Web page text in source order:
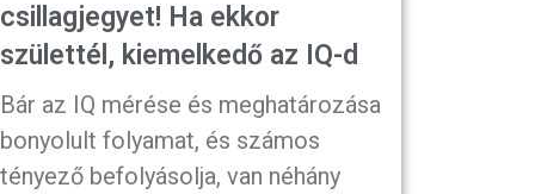
csillagjegyet! Ha ekkor
születtél, kiemelkedő az IQ-d
Bár az IQ mérése és meghatározása
bonyolult folyamat, és számos
tényező befolyásolja, van néhány